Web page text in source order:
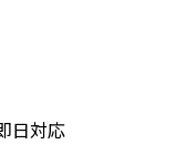
日対応